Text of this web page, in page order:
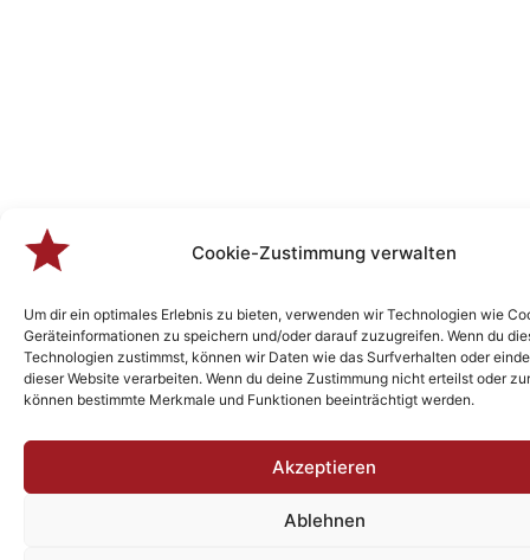
Cookie-Zustimmung verwalten
Um dir ein optimales Erlebnis zu bieten, verwenden wir Technologien wie
Geräteinformationen zu speichern und/oder darauf zuzugreifen. Wenn du
Technologien zustimmst, können wir Daten wie das Surfverhalten oder
dieser Website verarbeiten. Wenn du deine Zustimmung nicht erteilst oder
können bestimmte Merkmale und Funktionen beeinträchtigt werden.
Akzeptieren
Ablehnen